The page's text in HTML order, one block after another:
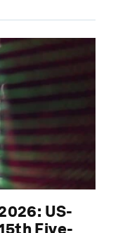
US-
Five-